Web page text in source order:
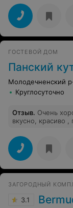
Рекомендую
же, местное
ГОСТЕВОЙ ДОМ
Панский
Молодечненский
Круглосуточно
Отзыв. Очень
вкусно, красиво
ЗАГОРОДНЫЙ
3.1